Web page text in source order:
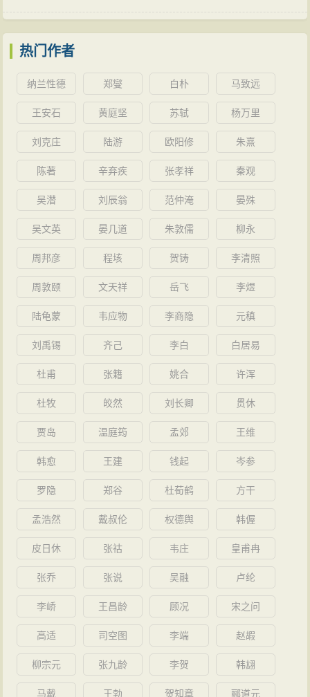
地区（今河南西峡、淅川、内乡一带）。为了打破楚、
齐联盟，秦国派张仪贿赂楚国权贵宠臣，又欺骗楚王
说：“楚国如果能和齐国绝交，秦国愿意献出商、于一带
仪回秦国后装病，三个月不见楚使。怀王以为张仪怪他
和齐国断绝关系不够坚决，又派人去辱骂齐王一通。齐
某地到某地，广袤六里。”六百里变成了六里，楚使很生
气，回来报告楚怀王，怀王大怒，先后两次兴师伐秦于
70余人被秦军俘虏，汉中郡沦陷，史称“丹阳之战”。随
后，秦又遣军攻取楚地汉中（今陕西汉中）600里地，置
汉中郡。
田（今陕西蓝田一带）大败。韩、魏趁机偷袭楚国至邓
（今河南邓州），楚国军队兵畏惧，从秦国回归。韩宣
王死，在位二十一年。子襄王仓立。孟轲议定在周赧王
新启用屈原，让他出使齐国，目的是让齐楚两国缔结新
的联盟。
盟。楚怀王比起汉中的土地，更想要获得张仪。张仪来
到楚国，由于重金贿赂了靳尚，并得到楚怀王宠姬郑袖
热门作者
纳兰性德 郑燮 白朴 马致远
王安石 黄庭坚 苏轼 杨万里
刘克庄 陆游 欧阳修 朱熹
陈著 辛弃疾 张孝祥 秦观
吴潜 刘辰翁 范仲淹 晏殊
吴文英 晏几道 朱敦儒 柳永
周邦彦 程垓 贺铸 李清照
周敦颐 文天祥 岳飞 李煜
陆龟蒙 韦应物 李商隐 元稹
刘禹锡 齐己 李白 白居易
杜甫 张籍 姚合 许浑
杜牧 皎然 刘长卿 贯休
贾岛 温庭筠 孟郊 王维
韩愈 王建 钱起 岑参
罗隐 郑谷 杜荀鹤 方干
孟浩然 戴叔伦 权德舆 韩偓
皮日休 张祜 韦庄 皇甫冉
张乔 张说 吴融 卢纶
李峤 王昌龄 顾况 宋之问
高适 司空图 李端 赵嘏
柳宗元 张九龄 李贺 韩翃
马戴 王勃 贺知章 郦道元